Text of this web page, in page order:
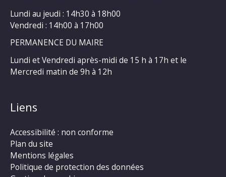
Lundi au jeudi : 14h30 à 18h00
Vendredi : 14h00 à 17h00
PERMANENCE DU MAIRE
Lundi et Vendredi après-midi de 15 h à 17h et le
Mercredi matin de 9h à 12h
Liens
Accessibilité : non conforme
Plan du site
Mentions légales
Politique de protection des données